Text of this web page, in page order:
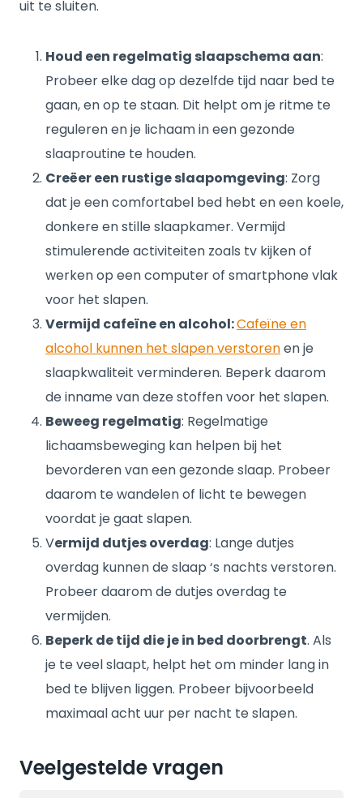
uit te sluiten.
Houd een regelmatig slaapschema aan:
Probeer elke dag op dezelfde tijd naar bed te
gaan, en op te staan. Dit helpt om je ritme te
reguleren en je lichaam in een gezonde
slaaproutine te houden.
Creëer een rustige slaapomgeving: Zorg
dat je een comfortabel bed hebt en een koele,
donkere en stille slaapkamer. Vermijd
stimulerende activiteiten zoals tv kijken of
werken op een computer of smartphone vlak
voor het slapen.
Vermijd cafeïne en alcohol:Cafeïne en
alcohol kunnen het slapen verstorenen je
slaapkwaliteit verminderen. Beperk daarom
de inname van deze stoffen voor het slapen.
Beweeg regelmatig: Regelmatige
lichaamsbeweging kan helpen bij het
bevorderen van een gezonde slaap. Probeer
daarom te wandelen of licht te bewegen
voordat je gaat slapen.
Vermijd dutjes overdag: Lange dutjes
overdag kunnen de slaap ‘s nachts verstoren.
Probeer daarom de dutjes overdag te
vermijden.
Beperk de tijd die je in bed doorbrengt. Als
je te veel slaapt, helpt het om minder lang in
bed te blijven liggen. Probeer bijvoorbeeld
maximaal acht uur per nacht te slapen.
Veelgestelde vragen